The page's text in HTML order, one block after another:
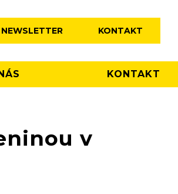
NEWSLETTER KONTAKT
KONTAKT
v